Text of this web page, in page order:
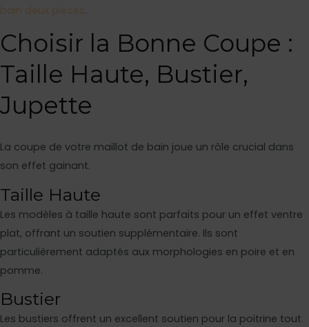
bain deux pièces.
Choisir la Bonne Coupe :
Taille Haute, Bustier,
Jupette
La coupe de votre maillot de bain joue un rôle crucial dans
son effet gainant.
Taille Haute
Les modèles à taille haute sont parfaits pour un effet ventre
plat, offrant un soutien supplémentaire. Ils sont
particulièrement adaptés aux morphologies en poire et en
pomme.
Bustier
Les bustiers offrent un excellent soutien pour la poitrine tout